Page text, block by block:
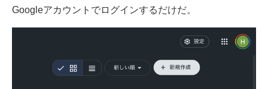
Googleアカウントでログインするだけだ。